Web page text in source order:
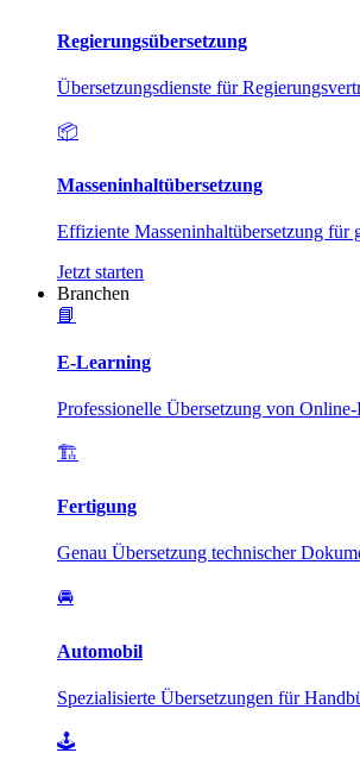
Regierungsübersetzung
Übersetzungsdienste für
📦
Masseninhaltübersetzung
Effiziente Masseninhaltübersetzung
Jetzt starten
Branchen
📘
E-Learning
Professionelle Übersetzung von
🏗️
Fertigung
Genau Übersetzung technischer
🚘
Automobil
Spezialisierte Übersetzungen für
🕹️